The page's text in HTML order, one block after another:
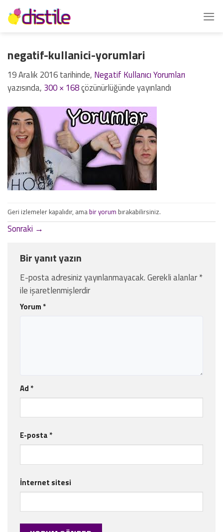
İçeriğe
atla
negatif-kullanici-yorumlari
19 Aralık 2016tarihinde, Negatif Kullanıcı Yorumları
yazısında, 300 × 168çözünürlüğünde yayınlandı
Geri izlemeler kapalıdır, amabir yorum bırakabilirsiniz.
Sonraki →
Bir yanıt yazın
E-posta adresiniz yayınlanmayacak.Gerekli alanlar*
ile işaretlenmişlerdir
Yorum *
Ad *
E-posta *
İnternet sitesi